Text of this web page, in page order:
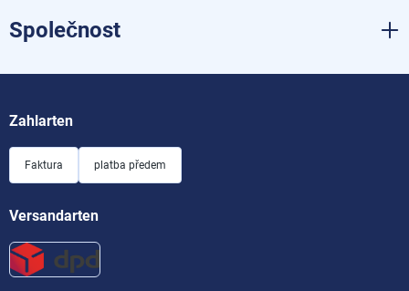
Společnost
Zahlarten
Faktura platba předem
Versandarten